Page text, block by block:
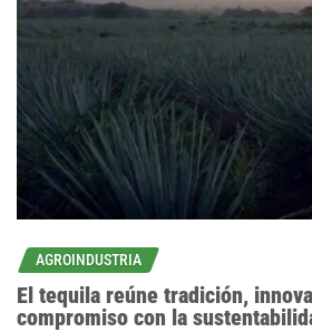
AGROINDUSTRIA
El tequila reúne tradición,
compromiso con la